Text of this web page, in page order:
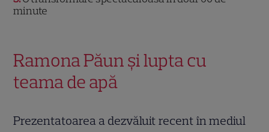
minute
Ramona Păun și lupta cu
teama de apă
Prezentatoarea a dezvăluit recent în mediul